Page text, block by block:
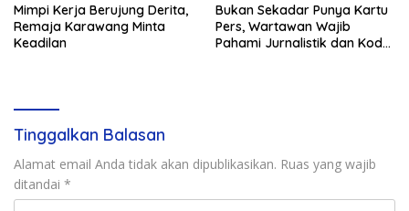
Mimpi Kerja Berujung Derita,
Remaja Karawang Minta
Keadilan
Bukan Sekadar Punya Kartu
Pers, Wartawan Wajib
Pahami Jurnalistik dan Kode
Tinggalkan Balasan
Alamat email Anda tidak akan dipublikasikan. Ruas yang wajib
ditandai *